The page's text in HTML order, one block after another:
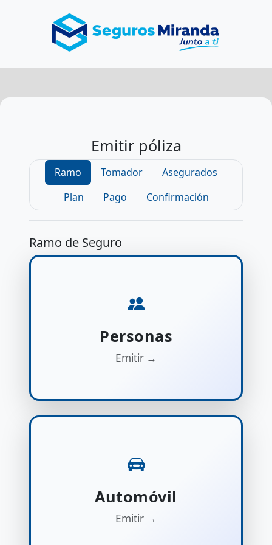
Emitir póliza
Ramo Tomador
Asegurados
Plan
Pago Confirmación
Ramo de Seguro
Personas
Emitir →
Automóvil
Emitir →